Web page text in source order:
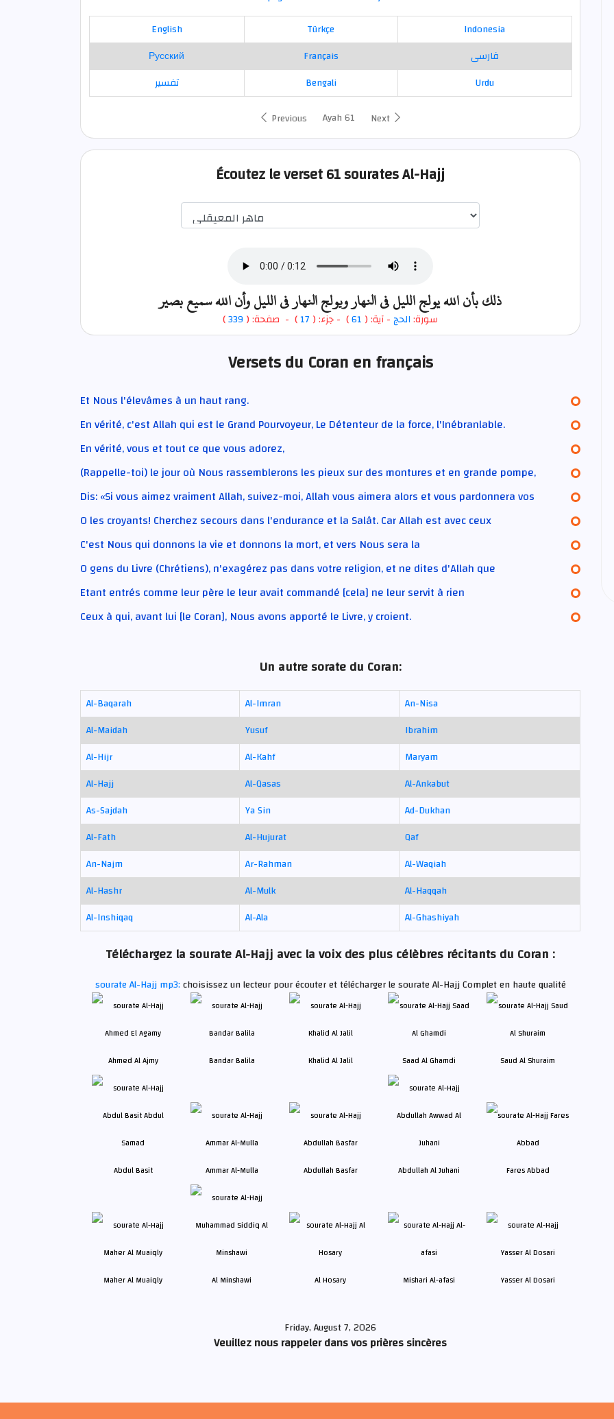
English
Türkçe
Indonesia
Русский
Français
فارسی
تفسير
Bengali
Urdu
Previous
Ayah 61 Next
Écoutez le verset 61 sourates Al-Hajj
ذلك بأن الله يولج الليل في النهار ويولج النهار في الليل وأن الله سميع بصير
سورة:الحج- آية: ( 61
) - جزء: ( 17) - صفحة: (339
)
Versets du Coran en français
Et Nous l'élevâmes à un haut rang.
En vérité, c'est Allah qui est le Grand Pourvoyeur, Le Détenteur de la force, l'Inébranlable.
En vérité, vous et tout ce que vous adorez,
(Rappelle-toi) le jour où Nous rassemblerons les pieux sur des montures et en grande pompe,
Dis: «Si vous aimez vraiment Allah, suivez-moi, Allah vous aimera alors et vous pardonnera vos
O les croyants! Cherchez secours dans l'endurance et la Salât. Car Allah est avec ceux
C'est Nous qui donnons la vie et donnons la mort, et vers Nous sera la
O gens du Livre (Chrétiens), n'exagérez pas dans votre religion, et ne dites d'Allah que
Etant entrés comme leur père le leur avait commandé [cela] ne leur servit à rien
Ceux à qui, avant lui [le Coran], Nous avons apporté le Livre, y croient.
Un autre sorate du Coran:
Al-Baqarah Al-Imran
An-Nisa
Al-Maidah
Yusuf
Ibrahim
Al-Hijr
Al-Kahf
Maryam
Al-Hajj
Al-Qasas
Al-Ankabut
As-Sajdah
Ya Sin
Ad-Dukhan
Al-Fath
Al-Hujurat
Qaf
An-Najm
Ar-Rahman
Al-Waqiah
Al-Hashr
Al-Mulk
Al-Haqqah
Al-Inshiqaq
Al-Ala Al-Ghashiyah
Téléchargez la sourate Al-Hajj avec la voix des plus célèbres récitants du Coran :
sourate Al-Hajj mp3:choisissez un lecteur pour écouter et télécharger le sourate Al-Hajj Complet en haute qualité
Ahmed Al Ajmy Bandar Balila Khalid Al Jalil Saad Al Ghamdi Saud Al Shuraim
Abdul Basit Ammar Al-Mulla Abdullah Basfar Abdullah Al Juhani Fares Abbad
Maher Al Muaiqly Al Minshawi Al Hosary Mishari Al-afasi Yasser Al Dosari
Friday, August 7, 2026
Veuillez nous rappeler dans vos prières sincères